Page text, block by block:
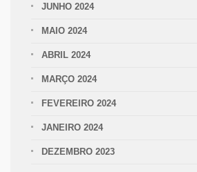
JUNHO 2024
MAIO 2024
ABRIL 2024
MARÇO 2024
FEVEREIRO 2024
JANEIRO 2024
DEZEMBRO 2023